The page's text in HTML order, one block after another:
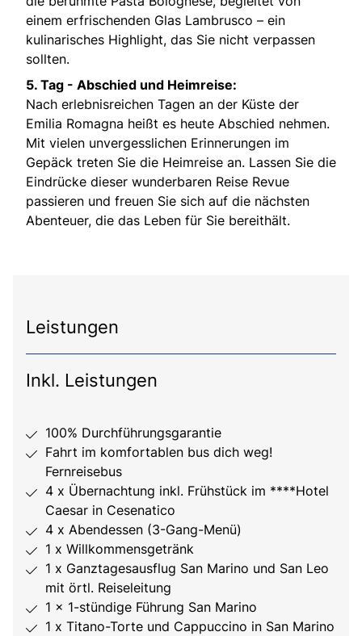
einem erfrischenden Glas Lambrusco – ein
kulinarisches Highlight, das Sie nicht verpassen
sollten.
5. Tag - Abschied und Heimreise:
Nach erlebnisreichen Tagen an der Küste der
Emilia Romagna heißt es heute Abschied nehmen.
Mit vielen unvergesslichen Erinnerungen im
Gepäck treten Sie die Heimreise an. Lassen Sie die
Eindrücke dieser wunderbaren Reise Revue
passieren und freuen Sie sich auf die nächsten
Abenteuer, die das Leben für Sie bereithält.
Leistungen
Inkl. Leistungen
100% Durchführungsgarantie
Fahrt im komfortablen bus dich weg!
Fernreisebus
4 x Übernachtung inkl. Frühstück im ****Hotel
Caesar in Cesenatico
4 x Abendessen (3-Gang-Menü)
1 x Willkommensgetränk
1 x Ganztagesausflug San Marino und San Leo
mit örtl. Reiseleitung
1 x 1-stündige Führung San Marino
1 x Titano-Torte und Cappuccino in San Marino